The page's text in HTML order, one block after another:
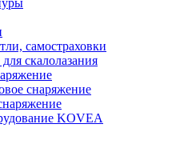
самостраховки
скалолазания
снаряжение
KOVEA